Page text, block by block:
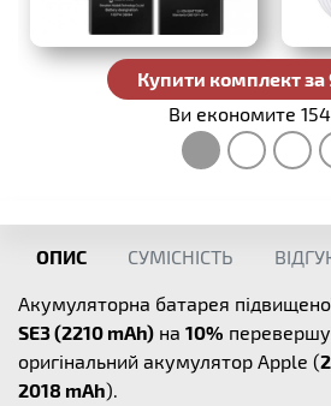
Купити комплект за
Ви економите
ОПИС СУМІСНІСТЬ
Акумуляторна батарея
SE3 (2210 mAh) на 10%
оригінальний акумулятор Apple (
2018 mAh).